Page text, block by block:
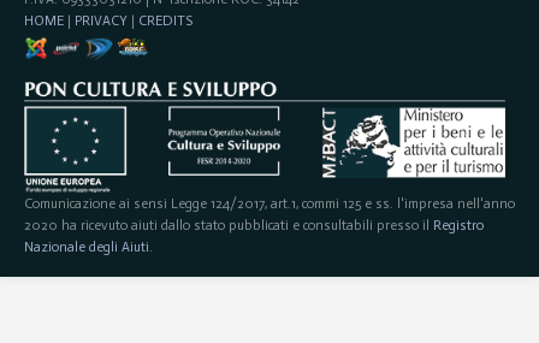
HOME| PRIVACY | CREDITS
Comunicazione ai sensi Legge 124/2017, art.1, commi 125 e ss. l'impresa nell'anno
2020 ha ricevuto aiuti dallo stato pubblicati e consultabili presso il Registro
Nazionale degli Aiuti.